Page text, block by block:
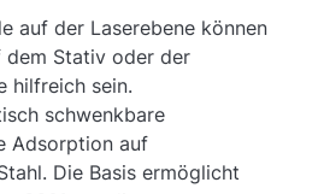
auf der Laserebene können
dem Stativ oder der
hilfreich sein.
schwenkbare
Adsorption auf
Die Basis ermöglicht